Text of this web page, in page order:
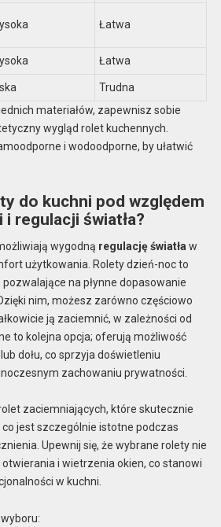
Łatwa
Łatwa
Trudna
materiałów, zapewnisz sobie
wygląd rolet kuchennych.
i wodoodporne, by ułatwić
do kuchni pod względem
regulacji światła?
wygodną regulację światła w
użytkowania. Rolety dzień-noc to
na płynne dopasowanie
nim, możesz zarówno częściowo
ją zaciemnić, w zależności od
to kolejna opcja; oferują możliwość
dołu, co sprzyja doświetleniu
zachowaniu prywatności.
zaciemniających, które skutecznie
co jest szczególnie istotne podczas
Upewnij się, że wybrane rolety nie
i wietrzenia okien, co stanowi
w kuchni.